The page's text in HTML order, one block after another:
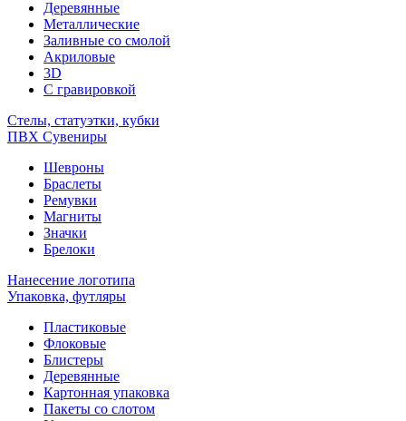
Деревянные
Металлические
Заливные со смолой
Акриловые
3D
C гравировкой
Стелы, статуэтки, кубки
ПВХ Сувениры
Шевроны
Браслеты
Ремувки
Магниты
Значки
Брелоки
Нанесение логотипа
Упаковка, футляры
Пластиковые
Флоковые
Блистеры
Деревянные
Картонная упаковка
Пакеты со слотом